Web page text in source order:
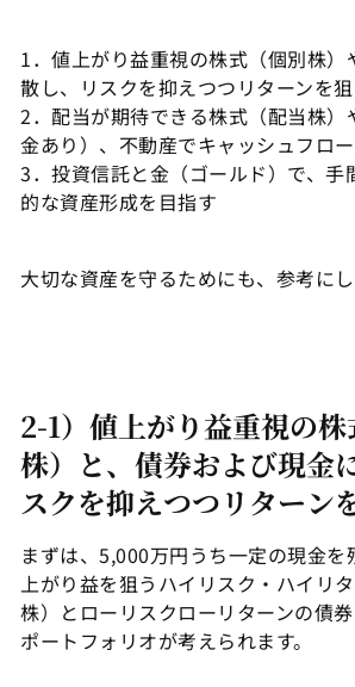
1．値上がり益重視の株式（個別株）
散し、リスクを抑えつつリターンを狙
2．配当が期待できる株式（配当株）
金あり）、不動産でキャッシュフロ
3．投資信託と金（ゴールド）で、手
的な資産形成を目指す
大切な資産を守るためにも、参考にし
2-1）値上がり益重視の
株）と、債券および現金
スクを抑えつつリターン
まずは、5,000万円うち一定の現金を
上がり益を狙うハイリスク・ハイリ
株）とローリスクローリターンの債
ポートフォリオが考えられます。